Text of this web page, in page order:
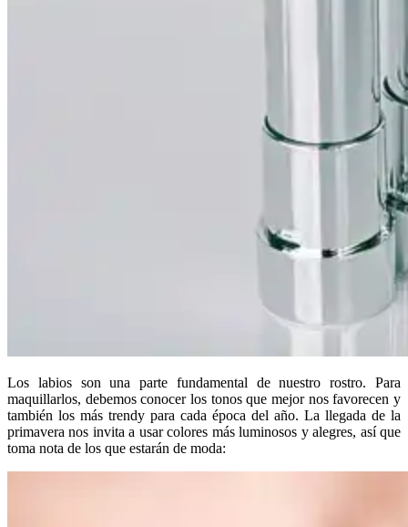
Los labios son una parte fundamental de nuestro rostro. Para
maquillarlos, debemos conocer los tonos que mejor nos favorecen y
también los más trendy para cada época del año. La llegada de la
primavera nos invita a usar colores más luminosos y alegres, así que
toma nota de los que estarán de moda: